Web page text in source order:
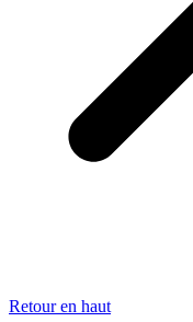
Retour en haut